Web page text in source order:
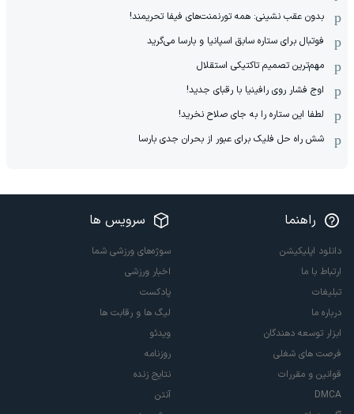
بدون عقب نشینی: همه تورنمنت‌های فیفا تحریمند!
فوتبال برای ستاره سابق اسپانیا و بارسا می‌گرید
مهم‌ترین تصمیم تاکتیکی استقلال
اوج فشار روی رافینیا با رقبای جدید!
لطفا این ستاره را به جای صلاح نخرید!
شش راه حل فلیک برای عبور از بحران جدی بارسا
راهنما
دانلود اپلیکیشن
ارتباط با ما
تبلیغات
درباره ما
ابزار توسعه دهندگان
فرصت های شغلی
قوانین و مقررات
DMCA
سرویس ها
سوژه‌های ورزشی شما
اخبار ورزشی
پادکست
لیگ ها و رقابت ها
ویدئو
روزنامه
نتایج زنده
آنتن